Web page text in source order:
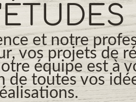
et notre
vos projets de
équipe est à
toutes vos